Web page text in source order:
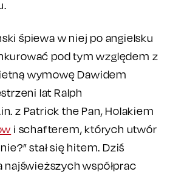
śpiewa w niej po angielsku
pod tym względem z
wymowę Dawidem
lat Ralph
z Patrick the Pan, Holakiem
i schafterem, których utwór
stał się hitem. Dziś
najświeższych współprac